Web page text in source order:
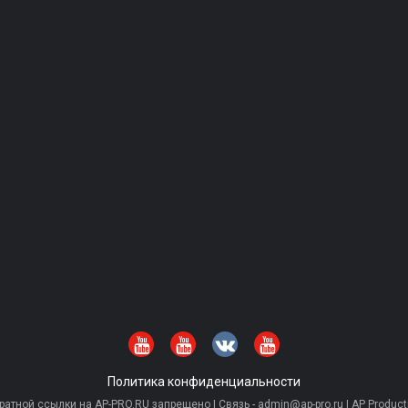
Политика конфиденциальности
ссылки на AP-PRO.RU запрещено | Связь - admin@ap-pro.ru | AP